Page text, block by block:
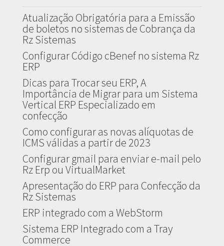
Atualização Obrigatória para a Emissão
de boletos no sistemas de Cobrança da
Rz Sistemas
Configurar Código cBenef no sistema Rz
ERP
Dicas para Trocar seu ERP, A
Importância de Migrar para um Sistema
Vertical ERP Especializado em
confecção
Como configurar as novas alíquotas de
ICMS válidas a partir de 2023
Configurar gmail para enviar e-mail pelo
Rz Erp ou VirtualMarket
Apresentação do ERP para Confecção da
Rz Sistemas
ERP integrado com a WebStorm
Sistema ERP Integrado com a Tray
Commerce